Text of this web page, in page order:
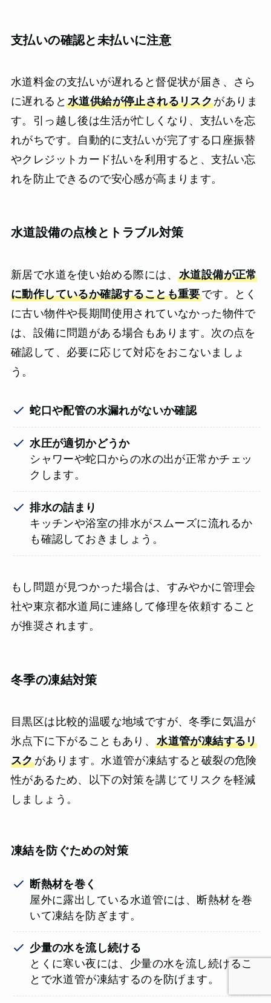
支払いの確認と未払いに注意
水道料金の支払いが遅れると督促状が届き、さら
に遅れると 水道供給が停止されるリスクがありま
す。引っ越し後は生活が忙しくなり、支払いを忘
れがちです。自動的に支払いが完了する口座振替
やクレジットカード払いを利用すると、支払い忘
れを防止できるので安心感が高まります。
水道設備の点検とトラブル対策
新居で水道を使い始める際には、 水道設備が正常
に動作しているか確認することも重要です。とく
に古い物件や長期間使用されていなかった物件で
は、設備に問題がある場合もあります。次の点を
確認して、必要に応じて対応をおこないましょ
う。
蛇口や配管の水漏れがないか確認
水圧が適切かどうか
シャワーや蛇口からの水の出が正常かチェッ
クします。
排水の詰まり
キッチンや浴室の排水がスムーズに流れるか
も確認しておきましょう。
もし問題が見つかった場合は、すみやかに管理会
社や東京都水道局に連絡して修理を依頼すること
が推奨されます。
冬季の凍結対策
目黒区は比較的温暖な地域ですが、冬季に気温が
氷点下に下がることもあり、水道管が凍結するリ
スクがあります。水道管が凍結すると破裂の危険
性があるため、以下の対策を講じてリスクを軽減
しましょう。
凍結を防ぐための対策
断熱材を巻く
屋外に露出している水道管には、断熱材を巻
いて凍結を防ぎます。
少量の水を流し続ける
とくに寒い夜には、少量の水を流し続けるこ
とで水道管が凍結するのを防げます。